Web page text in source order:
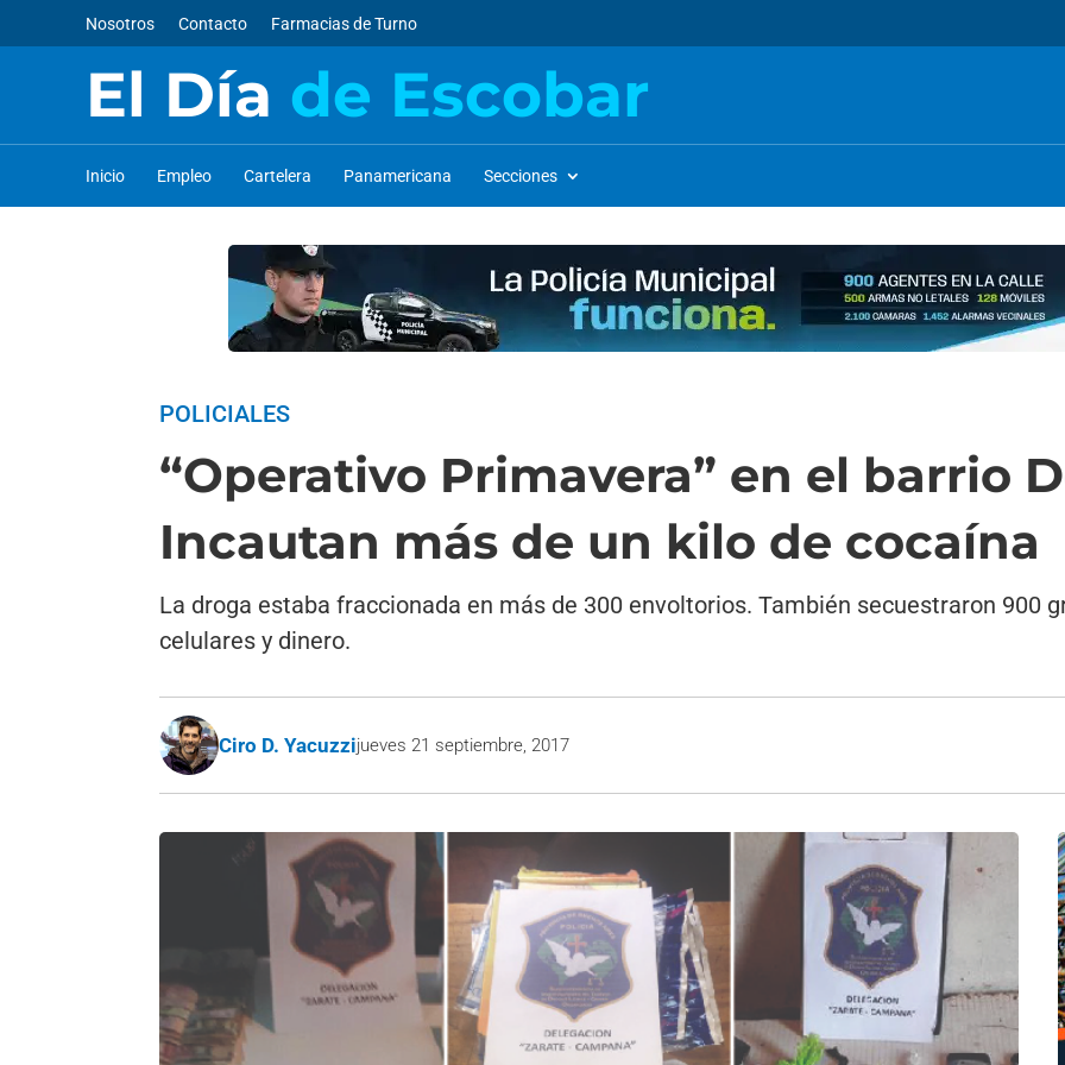
Nosotros Contacto Farmacias de Turno
El Día de Escobar
Inicio Empleo Cartelera Panamericana Secciones
POLICIALES
“Operativo Primavera” en el barrio
Incautan más de un kilo de cocaína
La droga estaba fraccionada en más de 300 envoltorios. También secuestraron 900
celulares y dinero.
Ciro D. Yacuzzijueves 21 septiembre, 2017